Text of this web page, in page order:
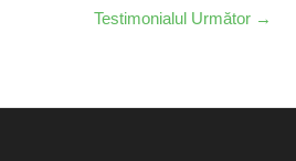
Testimonialul Următor →